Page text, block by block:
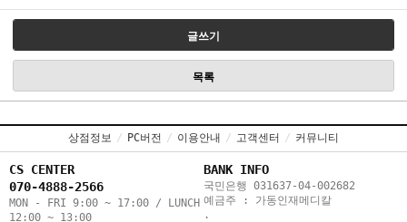
글쓰기
목록
상점정보 / PC버전 / 이용안내 / 고객센터 / 커뮤니티
CS CENTER
070-4888-2566
MON - FRI 9:00 ~ 17:00 / LUNCH
12:00 ~ 13:00
BANK INFO
국민은행 031637-04-002682
예금주 : 가동인재메디칼
.